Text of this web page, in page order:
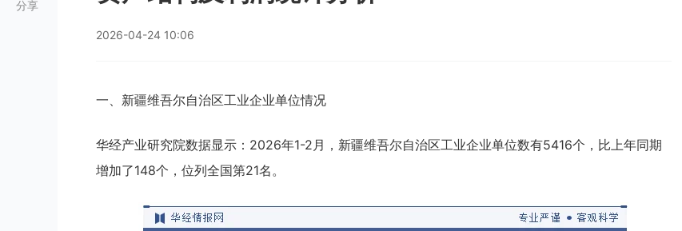
2026-04-24 10:06
一、新疆维吾尔自治区工业企业单位情况
华经产业研究院数据显示：2026年1-2月，新疆维吾尔自治区工业企业单位数有5416个，比上年同期
增加了148个，位列全国第21名。
分享